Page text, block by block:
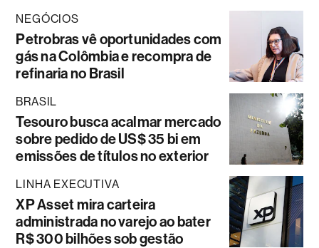
NEGÓCIOS
Petrobras vê oportunidades com
gás na Colômbia e recompra de
refinaria no Brasil
BRASIL
Tesouro busca acalmar mercado
sobre pedido de US$ 35 bi em
emissões de títulos no exterior
LINHA EXECUTIVA
XP Asset mira carteira
administrada no varejo ao bater
R$ 300 bilhões sob gestão